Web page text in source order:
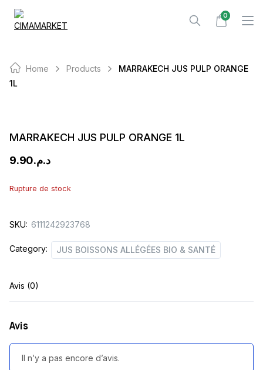
Skip
0
Home Products
MARRAKECH JUS PULP ORANGE
1L
MARRAKECH JUS PULP ORANGE 1L
د.م.9.90
Rupture de stock
SKU: 6111242923768
Category: JUS BOISSONS ALLÉGÉES BIO & SANTÉ
Avis (0)
Avis
Il n’y a pas encore d’avis.